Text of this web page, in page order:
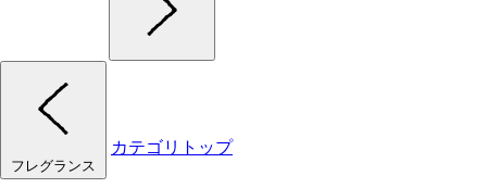
フレグランス
カテゴリトップ